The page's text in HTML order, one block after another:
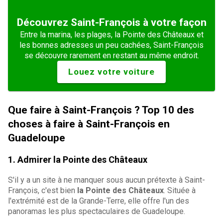
Découvrez Saint-François à votre façon
Entre la marina, les plages, la Pointe des Châteaux et
les bonnes adresses un peu cachées, Saint-François
se découvre rarement en restant au même endroit.
Louez votre voiture
Que faire à Saint-François ? Top 10 des
choses à faire à Saint-François en
Guadeloupe
1. Admirer la Pointe des Châteaux
S'il y a un site à ne manquer sous aucun prétexte à Saint-
François, c'est bien la Pointe des Châteaux. Située à
l'extrémité est de la Grande-Terre, elle offre l'un des
panoramas les plus spectaculaires de Guadeloupe.